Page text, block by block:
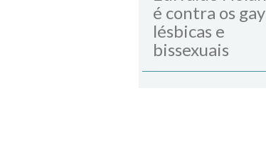
é contra os
lésbicas e
bissexuais